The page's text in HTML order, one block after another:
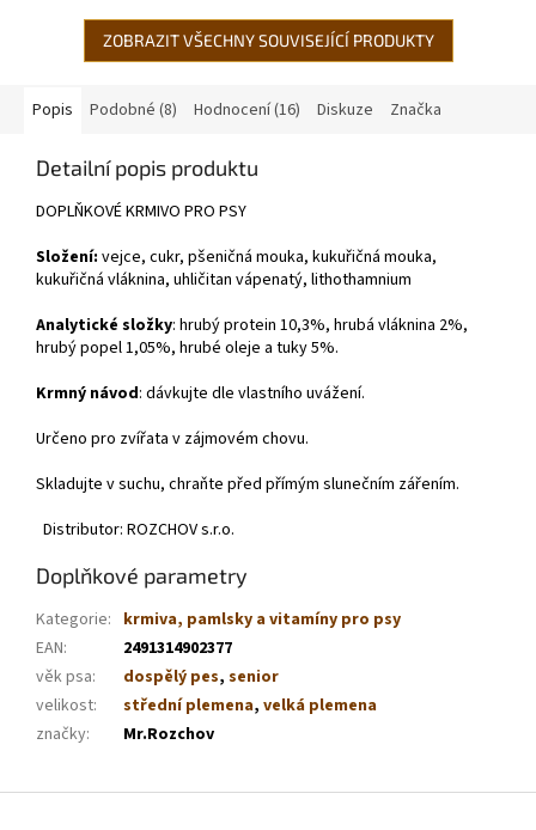
ZOBRAZIT VŠECHNY SOUVISEJÍCÍ PRODUKTY
Popis Podobné (8) Hodnocení (16) Diskuze Značka
Detailní popis produktu
DOPLŇKOVÉ KRMIVO PRO PSY
Složení: vejce, cukr, pšeničná mouka, kukuřičná mouka,
kukuřičná vláknina, uhličitan vápenatý, lithothamnium
Analytické složky: hrubý protein 10,3%, hrubá vláknina 2%,
hrubý popel 1,05%, hrubé oleje a tuky 5%.
Krmný návod: dávkujte dle vlastního uvážení.
Určeno pro zvířata v zájmovém chovu.
Skladujte v suchu, chraňte před přímým slunečním zářením.
Distributor: ROZCHOV s.r.o.
Doplňkové parametry
Kategorie: krmiva, pamlsky a vitamíny pro psy
EAN:
2491314902377
věk psa: dospělý pes, senior
velikost: střední plemena, velká plemena
značky: Mr.Rozchov